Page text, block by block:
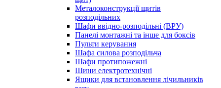
Металоконструкції щитів
розподільних
Шафи ввідно-розподільні (ВРУ)
Панелі монтажні та інше для боксів
Пульти керування
Шафа силова розподільча
Шафи протипожежні
Шини електротехнічні
Ящики для встановлення лічильників